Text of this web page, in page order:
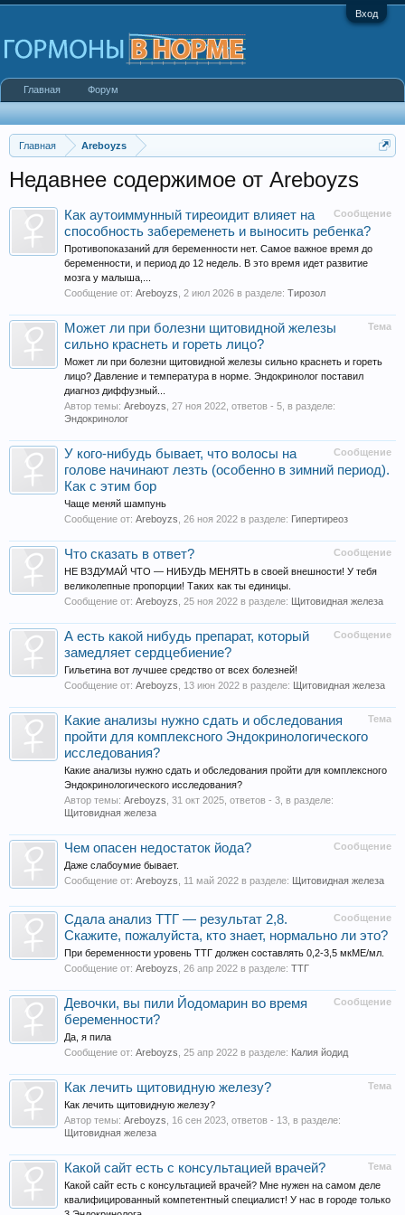
Вход
Главная Areboyzs
Недавнее содержимое от Areboyzs
Сообщение
Как аутоиммунный тиреоидит влияет на
способность забеременеть и выносить ребенка?
Противопоказаний для беременности нет. Самое важное время до
беременности, и период до 12 недель. В это время идет развитие
мозга у малыша,...
Сообщение от: Areboyzs 2 июл 2026 в разделе: Тирозол
Тема
Может ли при болезни щитовидной железы
сильно краснеть и гореть лицо?
Может ли при болезни щитовидной железы сильно краснеть и гореть
лицо? Давление и температура в норме. Эндокринолог поставил
диагноз диффузный...
Автор темы: Areboyzs 27 ноя 2022 , ответов - 5, в разделе:
Эндокринолог
Сообщение
У кого-нибудь бывает, что волосы на
голове начинают лезть (особенно в зимний период).
Как с этим бор
Чаще меняй шампунь
Сообщение от: Areboyzs 26 ноя 2022 в разделе: Гипертиреоз
Сообщение
Что сказать в ответ?
НЕ ВЗДУМАЙ ЧТО — НИБУДЬ МЕНЯТЬ в своей внешности! У тебя
великолепные пропорции! Таких как ты единицы.
Сообщение от: Areboyzs 25 ноя 2022 в разделе: Щитовидная железа
Сообщение
А есть какой нибудь препарат, который
замедляет сердцебиение?
Гильетина вот лучшее средство от всех болезней!
Сообщение от: Areboyzs 13 июн 2022 в разделе: Щитовидная железа
Тема
Какие анализы нужно сдать и обследования
пройти для комплексного Эндокринологического
исследования?
Какие анализы нужно сдать и обследования пройти для комплексного
Эндокринологического исследования?
Автор темы: Areboyzs 31 окт 2025 , ответов - 3, в разделе:
Щитовидная железа
Сообщение
Чем опасен недостаток йода?
Даже слабоумие бывает.
Сообщение от: Areboyzs 11 май 2022 в разделе: Щитовидная железа
Сообщение
Сдала анализ ТТГ — результат 2,8.
Скажите, пожалуйста, кто знает, нормально ли это?
При беременности уровень ТТГ должен составлять 0,2-3,5 мкМЕ/мл.
Сообщение от: Areboyzs 26 апр 2022 в разделе: ТТГ
Сообщение
Девочки, вы пили Йодомарин во время
беременности?
Да, я пила
Сообщение от: Areboyzs 25 апр 2022 в разделе: Калия йодид
Тема
Как лечить щитовидную железу?
Как лечить щитовидную железу?
Автор темы: Areboyzs 16 сен 2023 , ответов - 13, в разделе:
Щитовидная железа
Тема
Какой сайт есть с консультацией врачей?
Какой сайт есть с консультацией врачей? Мне нужен на самом деле
квалифицированный компетентный специалист! У нас в городе только
Главная Форум